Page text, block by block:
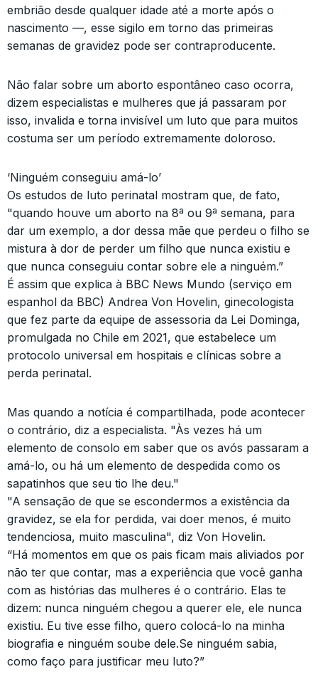
embrião desde qualquer idade até a morte após o
nascimento —, esse sigilo em torno das primeiras
semanas de gravidez pode ser contraproducente.
Não falar sobre um aborto espontâneo caso ocorra,
dizem especialistas e mulheres que já passaram por
isso, invalida e torna invisível um luto que para muitos
costuma ser um período extremamente doloroso.
‘Ninguém conseguiu amá-lo’
Os estudos de luto perinatal mostram que, de fato,
"quando houve um aborto na 8ª ou 9ª semana, para
dar um exemplo, a dor dessa mãe que perdeu o filho se
mistura à dor de perder um filho que nunca existiu e
que nunca conseguiu contar sobre ele a ninguém.”
É assim que explica à BBC News Mundo (serviço em
espanhol da BBC) Andrea Von Hovelin, ginecologista
que fez parte da equipe de assessoria da Lei Dominga,
promulgada no Chile em 2021, que estabelece um
protocolo universal em hospitais e clínicas sobre a
perda perinatal.
Mas quando a notícia é compartilhada, pode acontecer
o contrário, diz a especialista. "Às vezes há um
elemento de consolo em saber que os avós passaram a
amá-lo, ou há um elemento de despedida como os
sapatinhos que seu tio lhe deu."
"A sensação de que se escondermos a existência da
gravidez, se ela for perdida, vai doer menos, é muito
tendenciosa, muito masculina", diz Von Hovelin.
“Há momentos em que os pais ficam mais aliviados por
não ter que contar, mas a experiência que você ganha
com as histórias das mulheres é o contrário. Elas te
dizem: nunca ninguém chegou a querer ele, ele nunca
existiu. Eu tive esse filho, quero colocá-lo na minha
biografia e ninguém soube dele.Se ninguém sabia,
como faço para justificar meu luto?”